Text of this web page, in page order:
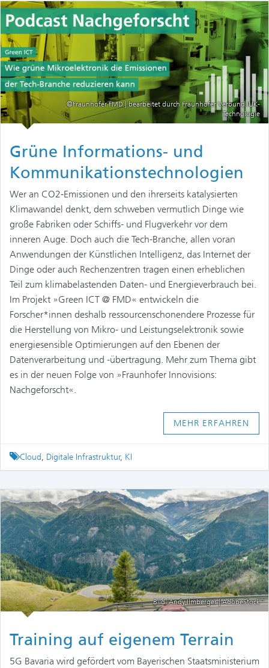
©Fraunhofer FMD | bearbeitet durch Fraunhofer Verbund IUK-
Technologie
Grüne Informations- und
Kommunikationstechnologien
Wer an CO2-Emissionen und den ihrerseits katalysierten
Klimawandel denkt, dem schweben vermutlich Dinge wie
große Fabriken oder Schiffs- und Flugverkehr vor dem
inneren Auge. Doch auch die Tech-Branche, allen voran
Anwendungen der Künstlichen Intelligenz, das Internet der
Dinge oder auch Rechenzentren tragen einen erheblichen
Teil zum klimabelastenden Daten- und Energieverbrauch bei.
Im Projekt »Green ICT @ FMD« entwickeln die
Forscher*innen deshalb ressourcenschonendere Prozesse für
die Herstellung von Mikro- und Leistungselektronik sowie
energiesensible Optimierungen auf den Ebenen der
Datenverarbeitung und -übertragung. Mehr zum Thema gibt
es in der neuen Folge von »Fraunhofer Innovisions:
Nachgeforscht«.
MEHR ERFAHREN
Tagged
Cloud, Digitale Infrastruktur, KI
Bild: Andy Ilmberger | AdobeStock
Training auf eigenem Terrain
5G Bavaria wird gefördert vom Bayerischen Staatsministerium